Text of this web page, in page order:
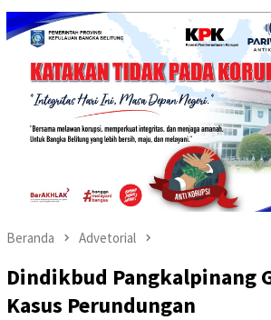
Beranda Advetorial
Dindikbud Pangkalpinang
Kasus Perundungan